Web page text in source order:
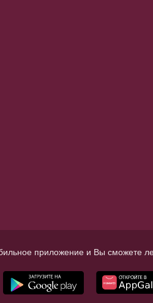
приложение и Вы сможете